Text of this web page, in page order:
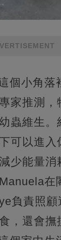
個小角落
家推測，
蟲維生。
可以進入
少能量消
在
負責照顧
，還會撫